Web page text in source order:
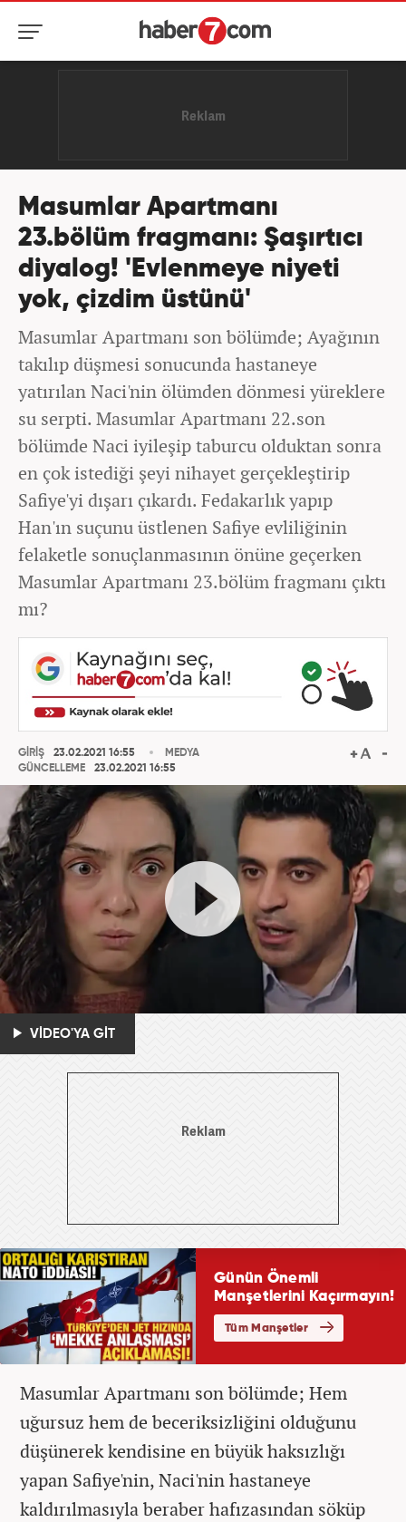
Masumlar Apartmanı
23.bölüm fragmanı: Şaşırtıcı
diyalog! 'Evlenmeye niyeti
yok, çizdim üstünü'
Masumlar Apartmanı son bölümde; Ayağının
takılıp düşmesi sonucunda hastaneye
yatırılan Naci'nin ölümden dönmesi yüreklere
su serpti. Masumlar Apartmanı 22.son
bölümde Naci iyileşip taburcu olduktan sonra
en çok istediği şeyi nihayet gerçekleştirip
Safiye'yi dışarı çıkardı. Fedakarlık yapıp
Han'ın suçunu üstlenen Safiye evliliğinin
felaketle sonuçlanmasının önüne geçerken
Masumlar Apartmanı 23.bölüm fragmanı çıktı
mı?
GİRİŞ
23.02.2021 16:55
GÜNCELLEME
23.02.2021 16:55
MEDYA
VİDEO'YA GİT
Masumlar Apartmanı son bölümde; Hem
uğursuz hem de beceriksizliğini olduğunu
düşünerek kendisine en büyük haksızlığı
yapan Safiye'nin, Naci'nin hastaneye
kaldırılmasıyla beraber hafızasından söküp